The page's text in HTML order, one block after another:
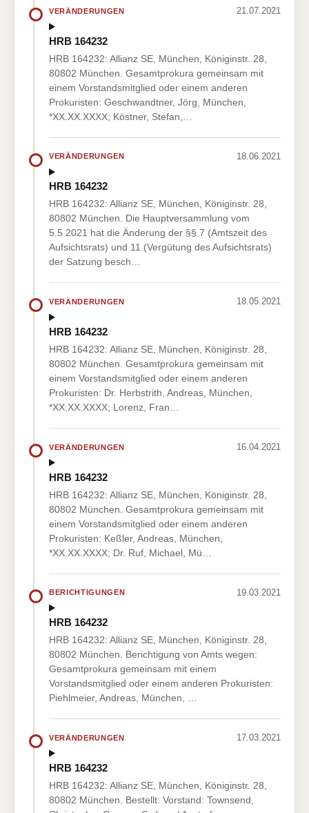
VERÄNDERUNGEN 21.07.2021
HRB 164232
HRB 164232: Allianz SE, München, Königinstr. 28,
80802 München. Gesamtprokura gemeinsam mit
einem Vorstandsmitglied oder einem anderen
Prokuristen: Geschwandtner, Jörg, München,
*XX.XX.XXXX; Köstner, Stefan,…
VERÄNDERUNGEN 18.06.2021
HRB 164232
HRB 164232: Allianz SE, München, Königinstr. 28,
80802 München. Die Hauptversammlung vom
5.5.2021 hat die Änderung der §§ 7 (Amtszeit des
Aufsichtsrats) und 11 (Vergütung des Aufsichtsrats)
der Satzung besch…
VERÄNDERUNGEN 18.05.2021
HRB 164232
HRB 164232: Allianz SE, München, Königinstr. 28,
80802 München. Gesamtprokura gemeinsam mit
einem Vorstandsmitglied oder einem anderen
Prokuristen: Dr. Herbstrith, Andreas, München,
*XX.XX.XXXX; Lorenz, Fran…
VERÄNDERUNGEN 16.04.2021
HRB 164232
HRB 164232: Allianz SE, München, Königinstr. 28,
80802 München. Gesamtprokura gemeinsam mit
einem Vorstandsmitglied oder einem anderen
Prokuristen: Keßler, Andreas, München,
*XX.XX.XXXX; Dr. Ruf, Michael, Mü…
BERICHTIGUNGEN 19.03.2021
HRB 164232
HRB 164232: Allianz SE, München, Königinstr. 28,
80802 München. Berichtigung von Amts wegen:
Gesamtprokura gemeinsam mit einem
Vorstandsmitglied oder einem anderen Prokuristen:
Piehlmeier, Andreas, München, …
VERÄNDERUNGEN 17.03.2021
HRB 164232
HRB 164232: Allianz SE, München, Königinstr. 28,
80802 München. Bestellt: Vorstand: Townsend,